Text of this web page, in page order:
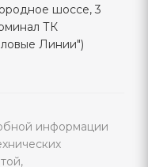
шоссе, 3
ТК
Линии")
информации